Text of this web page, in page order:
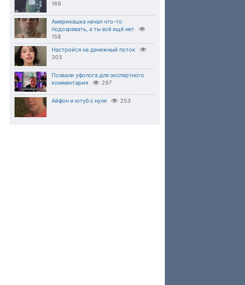
169
Америкашка начал что-то
подозревать, а ты всё ещё нет
158
Настройся на денежный поток
303
Позвали уфолога для экспертного
комментария
297
Айфон и ютуб с нуля 253